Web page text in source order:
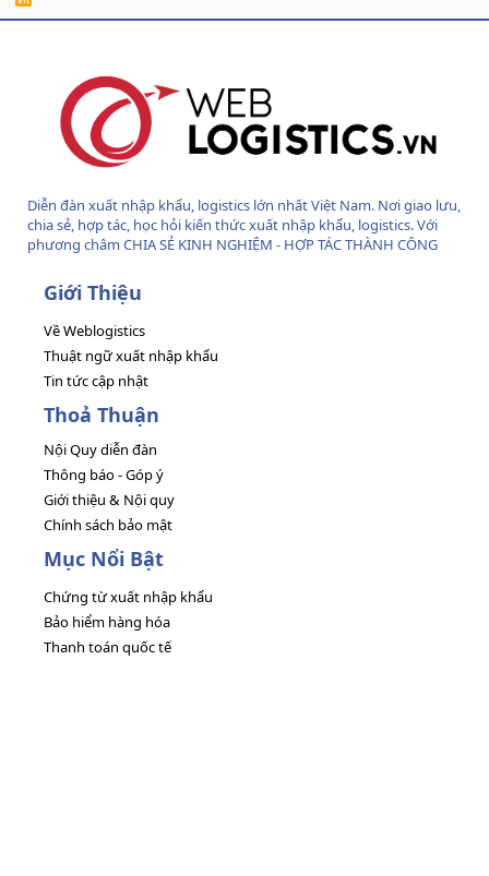
Diễn đàn xuất nhập khẩu, logistics lớn nhất Việt Nam. Nơi giao lưu,
chia sẻ, hợp tác, học hỏi kiến thức xuất nhập khẩu, logistics. Với
phương châm CHIA SẺ KINH NGHIỆM - HỢP TÁC THÀNH CÔNG
Giới Thiệu
Về Weblogistics
Thuật ngữ xuất nhập khẩu
Tin tức cập nhật
Thoả Thuận
Nội Quy diễn đàn
Thông báo - Góp ý
Giới thiệu & Nội quy
Chính sách bảo mật
Mục Nổi Bật
Chứng từ xuất nhập khẩu
Bảo hiểm hàng hóa
Thanh toán quốc tế